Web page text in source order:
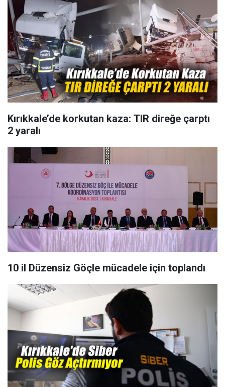
Kırıkkale’de korkutan kaza: TIR direğe çarptı
2 yaralı
10 il Düzensiz Göçle mücadele için toplandı